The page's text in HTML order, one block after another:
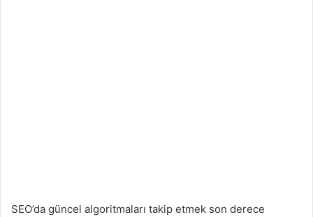
SEO’da güncel algoritmaları takip etmek son derece